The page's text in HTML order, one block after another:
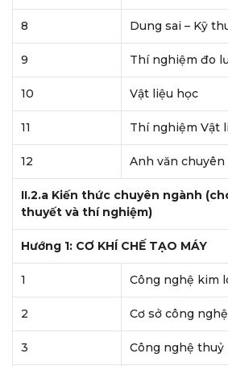
8 Dung sai – Kỹ
9 Thí nghiệm đo
10 Vật liệu học
11 Thí nghiệm Vật
12 Anh văn
II.2.a Kiến thức chuyên ngành
thuyết và thí nghiệm)
Hướng 1: CƠ KHÍ CHẾ TẠO MÁY
1 Công nghệ kim
2 Cơ sở công
3 Công nghệ thuỷ